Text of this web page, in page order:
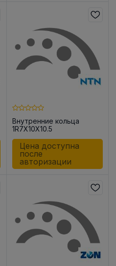
Внутренние кольца
1R7X10X10.5
Цена доступна
после
авторизации